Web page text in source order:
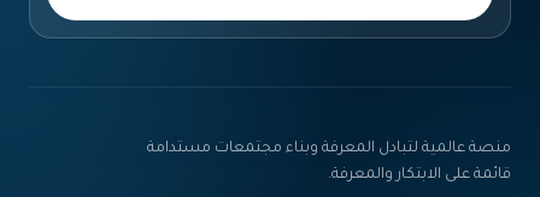
منصة عالمية لتبادل المعرفة وبناء مجتمعات مستدامة
قائمة على الابتكار والمعرفة.